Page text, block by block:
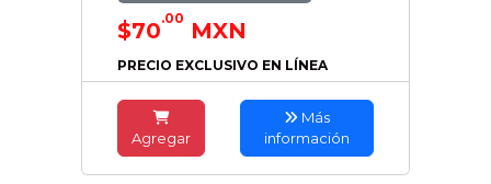
$70.00 MXN
PRECIO EXCLUSIVO EN LÍNEA
Agregar
Más
información